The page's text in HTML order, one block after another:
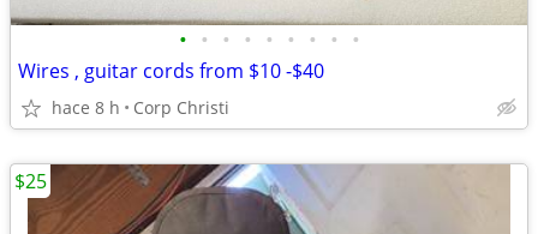
• • • • • • • • •
Wires , guitar cords from $10 -$40
hace 8 h Corp Christi
$25